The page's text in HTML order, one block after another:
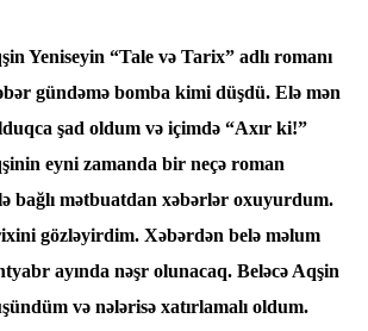
Yeniseyin “Tale və Tarix” adlı romanı
gündəmə bomba kimi düşdü. Elə mən
şad oldum və içimdə “Axır ki!”
eyni zamanda bir neçə roman
bağlı mətbuatdan xəbərlər oxuyurdum.
gözləyirdim. Xəbərdən belə məlum
ayında nəşr olunacaq. Beləcə Aqşin
və nələrisə xatırlamalı oldum.